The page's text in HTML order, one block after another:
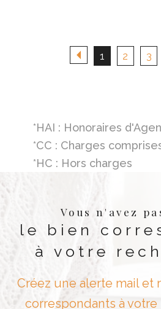
1 2 3
*HAI : Honoraires
*CC : Charges
*HC : Hors charges
Vous n'avez
le bien
à votre
Créez une alerte mail et
correspondants à